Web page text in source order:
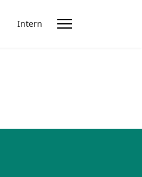
Intern